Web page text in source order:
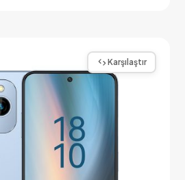
Karşılaştır